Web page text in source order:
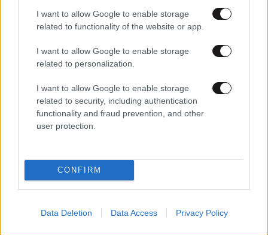
I want to allow Google to enable storage
related to functionality of the website or app.
I want to allow Google to enable storage
related to personalization.
I want to allow Google to enable storage
related to security, including authentication
functionality and fraud prevention, and other
user protection.
CONFIRM
Data Deletion Data Access Privacy Policy